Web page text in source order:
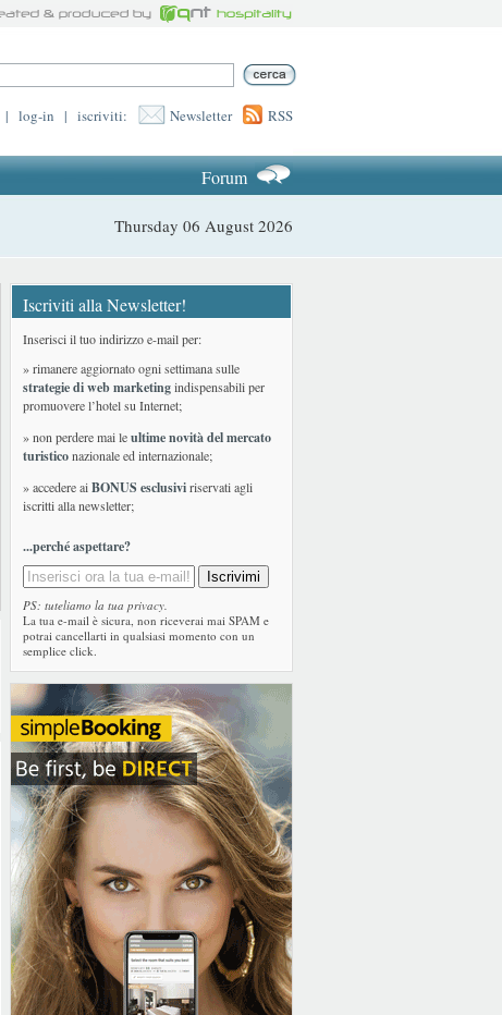
| log-in | iscriviti: Newsletter RSS
Forum
Thursday 06 August 2026
Iscriviti alla Newsletter!
Inserisci il tuo indirizzo e-mail per:
» rimanere aggiornato ogni settimana sulle
strategie di web marketingindispensabili per
promuovere l’hotel su Internet;
» non perdere mai leultime novità del mercato
turisticonazionale ed internazionale;
» accedere aiBONUS esclusiviriservati agli
iscritti alla newsletter;
...perché aspettare?
PS: tuteliamo la tua privacy.
La tua e-mail è sicura, non riceverai mai SPAM e
potrai cancellarti in qualsiasi momento con un
semplice click.